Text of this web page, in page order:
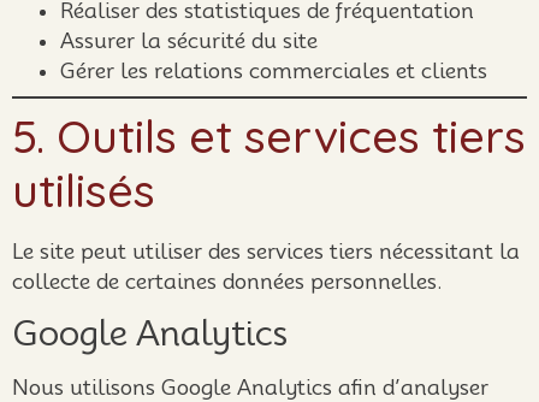
Réaliser des statistiques de fréquentation
Assurer la sécurité du site
Gérer les relations commerciales et clients
5. Outils et services tiers
utilisés
Le site peut utiliser des services tiers nécessitant la
collecte de certaines données personnelles.
Google Analytics
Nous utilisons Google Analytics afin d’analyser